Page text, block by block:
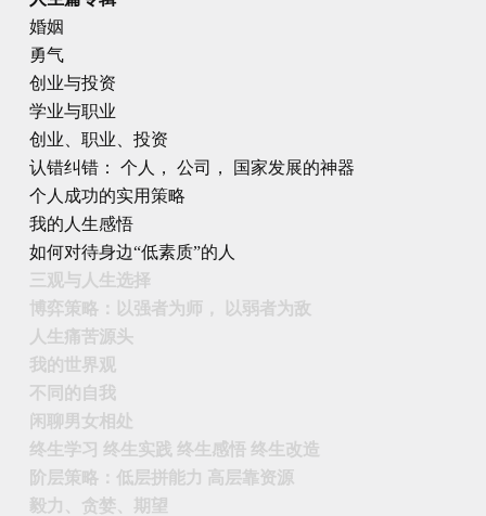
婚姻
勇气
创业与投资
学业与职业
创业、职业、投资
认错纠错： 个人， 公司， 国家发展的神器
个人成功的实用策略
我的人生感悟
如何对待身边“低素质”的人
三观与人生选择
博弈策略：以强者为师， 以弱者为敌
人生痛苦源头
我的世界观
不同的自我
闲聊男女相处
终生学习 终生实践 终生感悟 终生改造
阶层策略：低层拼能力 高层靠资源
毅力、贪婪、期望